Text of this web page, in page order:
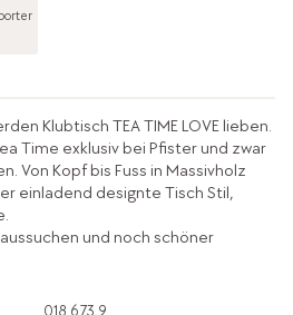
Klubtisch TEA TIME LOVE lieben.
Time exklusiv bei Pfister und zwar
Von Kopf bis Fuss in Massivholz
einladend designte Tisch Stil,
und noch schöner
018.673.9